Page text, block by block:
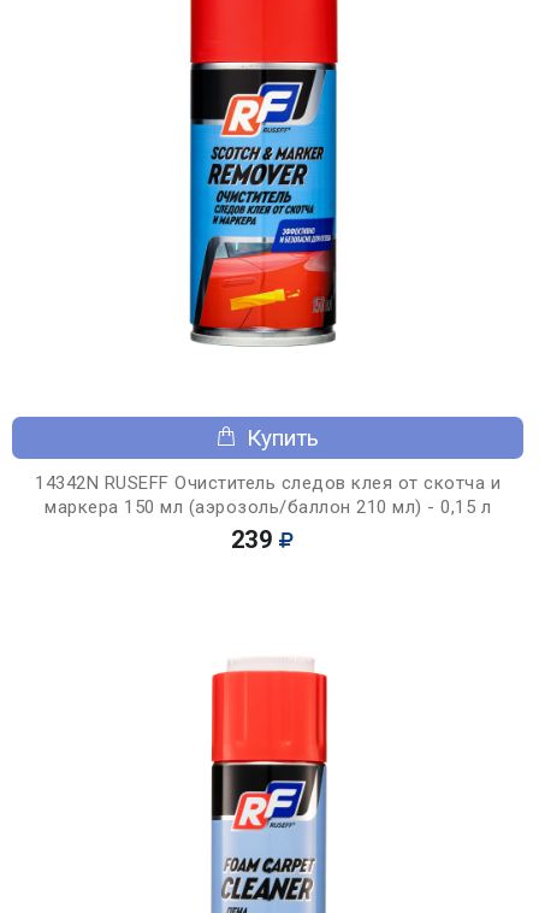
Купить
14342N RUSEFF Очиститель следов клея от скотча и
маркера 150 мл (аэрозоль/баллон 210 мл) - 0,15 л
239